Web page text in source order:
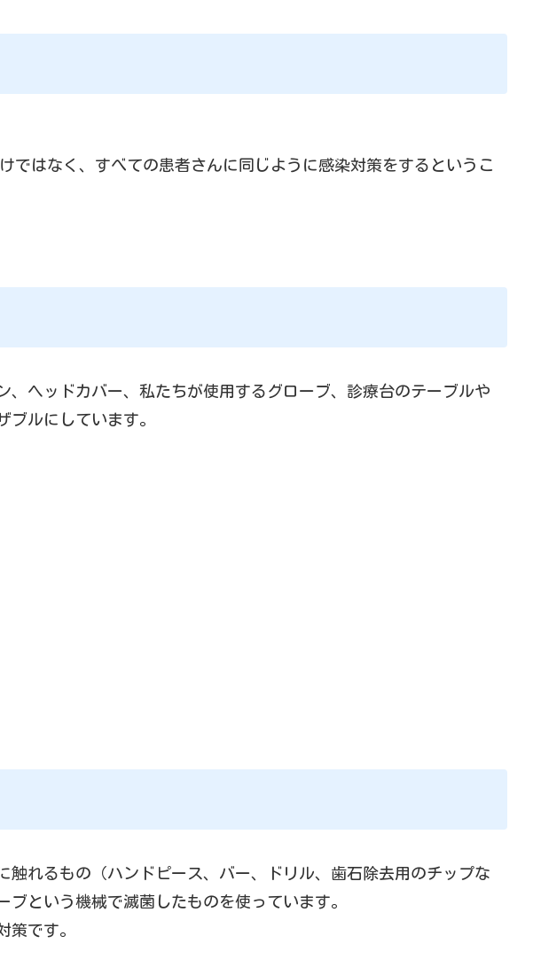
ではなく、すべての患者さんに同じように感染対策をするというこ
、ヘッドカバー、私たちが使用するグローブ、診療台のテーブルや
ブルにしています。
触れるもの（ハンドピース、バー、ドリル、歯石除去用のチップな
ブという機械で滅菌したものを使っています。
策です。